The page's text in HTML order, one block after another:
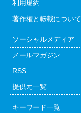
利用規約
著作権と転載について
ソーシャルメディア
メールマガジン
RSS
提供元一覧
キーワード一覧